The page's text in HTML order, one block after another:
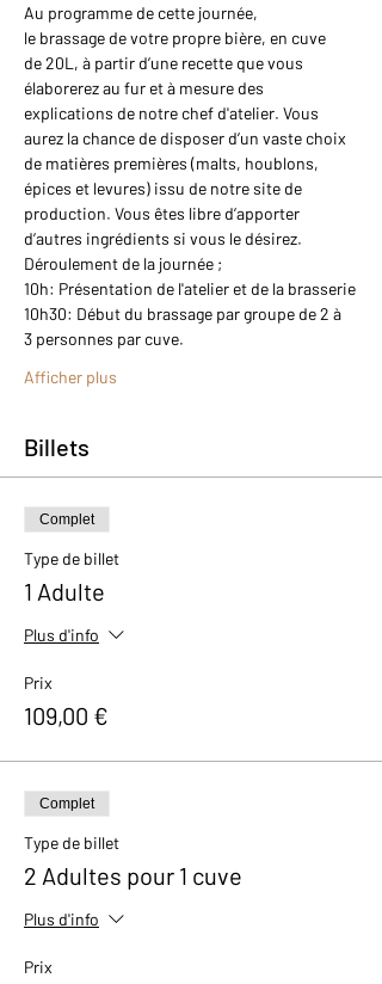
Au programme de cette journée,
le brassage de votre propre bière, en cuve
de 20L, à partir d’une recette que vous
élaborerez au fur et à mesure des
explications de notre chef d'atelier. Vous
aurez la chance de disposer d’un vaste choix
de matières premières (malts, houblons,
épices et levures) issu de notre site de
production. Vous êtes libre d’apporter
d’autres ingrédients si vous le désirez.
Déroulement de la journée ;
10h: Présentation de l'atelier et de la brasserie
10h30: Début du brassage par groupe de 2 à
3 personnes par cuve.
Afficher plus
Billets
Complet
Type de billet
1 Adulte
Plus d'info
Prix
109,00 €
Complet
Type de billet
2 Adultes pour 1 cuve
Plus d'info
Prix